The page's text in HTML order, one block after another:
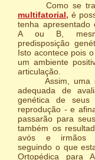
Como se
multifatorial, é
tenha apresentado
A ou B,
predisposição
Isto acontece pois
um ambiente
articulação.
Assim, uma
adequada de
genética de seus
reprodução - e
passarão para
também os
avós e irmãos
seguindo o que
Ortopédica para